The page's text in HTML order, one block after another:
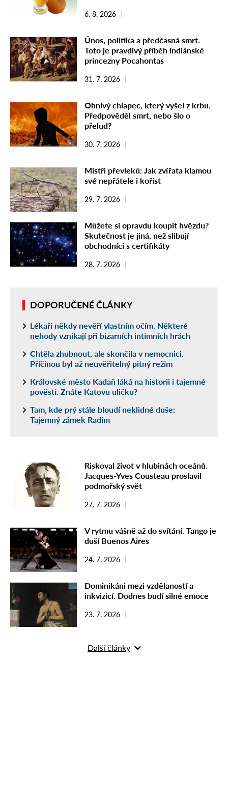
6. 8. 2026
Únos, politika a předčasná smrt.
Toto je pravdivý příběh indiánské
princezny Pocahontas
31. 7. 2026
Ohnivý chlapec, který vyšel z krbu.
Předpověděl smrt, nebo šlo o
přelud?
30. 7. 2026
Mistři převleků: Jak zvířata klamou
své nepřátele i kořist
29. 7. 2026
Můžete si opravdu koupit hvězdu?
Skutečnost je jiná, než slibují
obchodníci s certifikáty
28. 7. 2026
DOPORUČENÉ ČLÁNKY
Lékaři někdy nevěří vlastním očím. Některé
nehody vznikají při bizarních intimních hrách
Chtěla zhubnout, ale skončila v nemocnici.
Příčinou byl až neuvěřitelný pitný režim
Královské město Kadaň láká na historii i tajemné
pověsti. Znáte Katovu uličku?
Tam, kde prý stále bloudí neklidné duše:
Tajemný zámek Radim
Riskoval život v hlubinách oceánů.
Jacques-Yves Cousteau proslavil
podmořský svět
27. 7. 2026
V rytmu vášně až do svítání. Tango je
duší Buenos Aires
24. 7. 2026
Dominikáni mezi vzdělaností a
inkvizicí. Dodnes budí silné emoce
23. 7. 2026
Další články